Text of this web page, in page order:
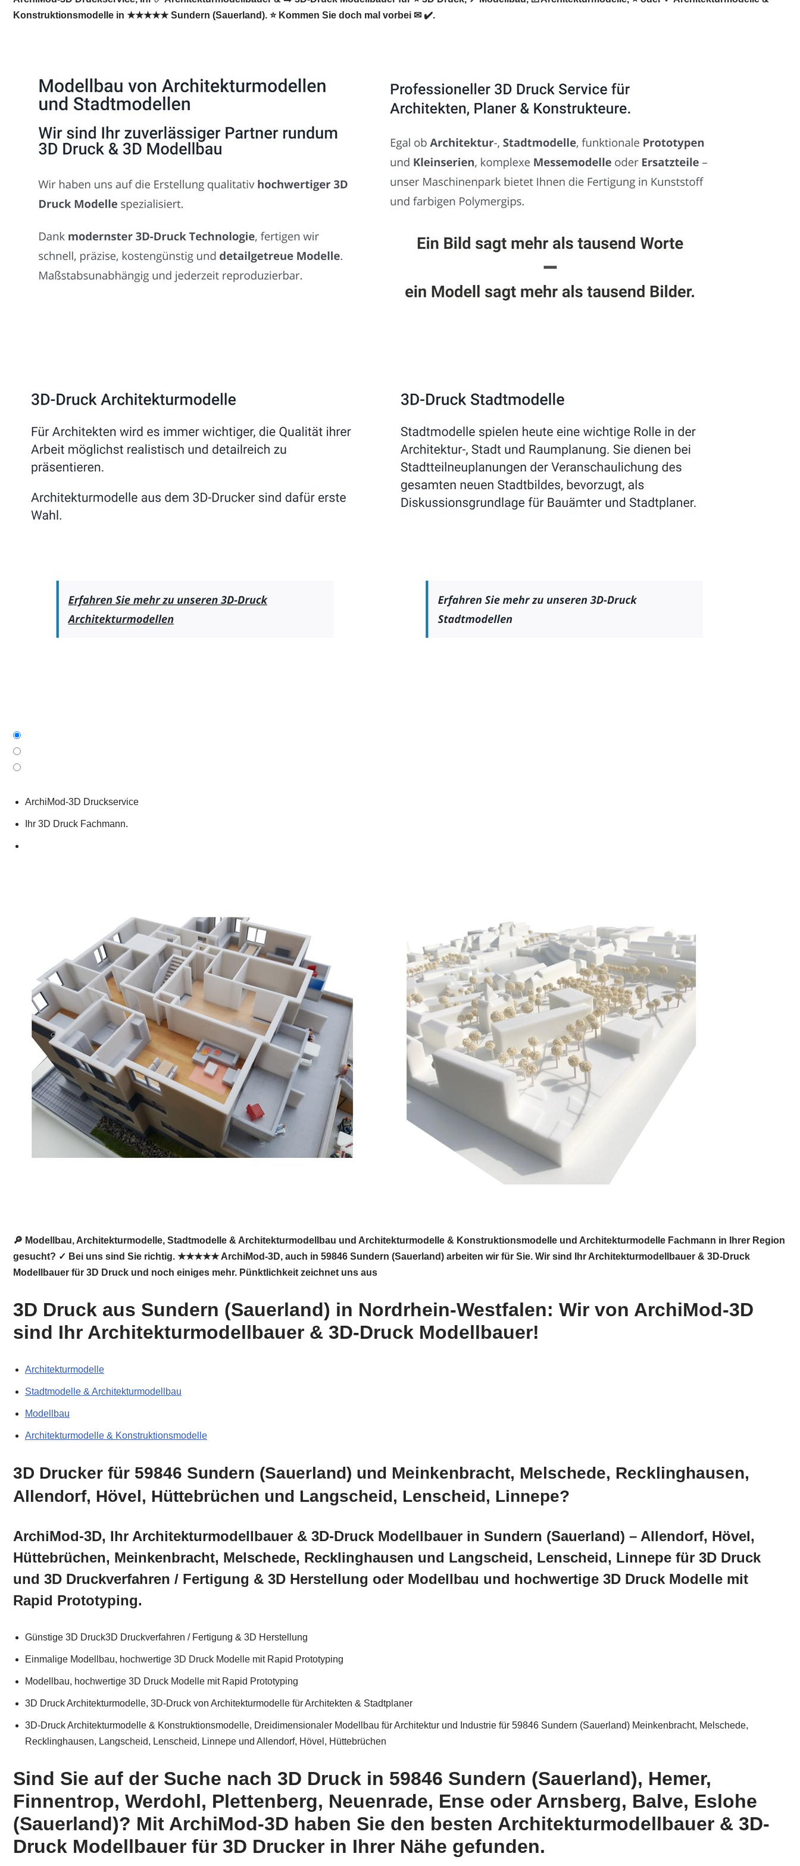
Konstruktionsmodelle in ★★★★★ Sundern (Sauerland). ⭐ Kommen Sie doch mal vorbei ✉ ✔️.
ArchiMod-3D Druckservice
Ihr 3D Druck Fachmann.
🔎 Modellbau, Architekturmodelle, Stadtmodelle & Architekturmodellbau und Architekturmodelle & Konstruktionsmodelle und Architekturmodelle Fachmann in Ihrer Region
gesucht? ✓ Bei uns sind Sie richtig. ★★★★★ ArchiMod-3D, auch in 59846 Sundern (Sauerland) arbeiten wir für Sie. Wir sind Ihr Architekturmodellbauer & 3D-Druck
Modellbauer für 3D Druck und noch einiges mehr. Pünktlichkeit zeichnet uns aus
3D Druck aus Sundern (Sauerland) in Nordrhein-Westfalen: Wir von ArchiMod-3D
sind Ihr Architekturmodellbauer & 3D-Druck Modellbauer!
Architekturmodelle
Stadtmodelle & Architekturmodellbau
Modellbau
Architekturmodelle & Konstruktionsmodelle
3D Drucker für 59846 Sundern (Sauerland) und Meinkenbracht, Melschede, Recklinghausen,
Allendorf, Hövel, Hüttebrüchen und Langscheid, Lenscheid, Linnepe?
ArchiMod-3D, Ihr Architekturmodellbauer & 3D-Druck Modellbauer in Sundern (Sauerland) – Allendorf, Hövel,
Hüttebrüchen, Meinkenbracht, Melschede, Recklinghausen und Langscheid, Lenscheid, Linnepe für 3D Druck
und 3D Druckverfahren / Fertigung & 3D Herstellung oder Modellbau und hochwertige 3D Druck Modelle mit
Rapid Prototyping.
Günstige 3D Druck3D Druckverfahren / Fertigung & 3D Herstellung
Einmalige Modellbau, hochwertige 3D Druck Modelle mit Rapid Prototyping
Modellbau, hochwertige 3D Druck Modelle mit Rapid Prototyping
3D Druck Architekturmodelle, 3D-Druck von Architekturmodelle für Architekten & Stadtplaner
3D-Druck Architekturmodelle & Konstruktionsmodelle, Dreidimensionaler Modellbau für Architektur und Industrie für 59846 Sundern (Sauerland) Meinkenbracht, Melschede,
Recklinghausen, Langscheid, Lenscheid, Linnepe und Allendorf, Hövel, Hüttebrüchen
Sind Sie auf der Suche nach 3D Druck in 59846 Sundern (Sauerland), Hemer,
Finnentrop, Werdohl, Plettenberg, Neuenrade, Ense oder Arnsberg, Balve, Eslohe
(Sauerland)? Mit ArchiMod-3D haben Sie den besten Architekturmodellbauer & 3D-
Druck Modellbauer für 3D Drucker in Ihrer Nähe gefunden.